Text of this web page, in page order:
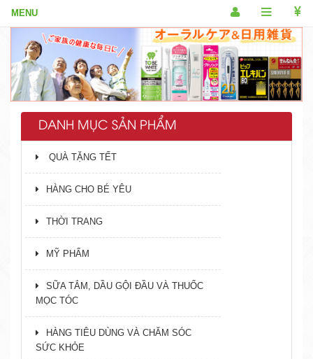
DANH MỤC SẢN PHẨM
QUÀ TẶNG TẾT
HÀNG CHO BÉ YÊU
THỜI TRANG
MỸ PHẨM
SỮA TẮM, DẦU GỘI ĐẦU VÀ THUỐC
MỌC TÓC
HÀNG TIÊU DÙNG VÀ CHĂM SÓC
SỨC KHỎE